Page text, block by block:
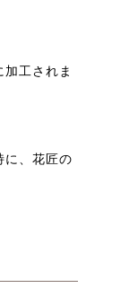
工されま
に、花匠の